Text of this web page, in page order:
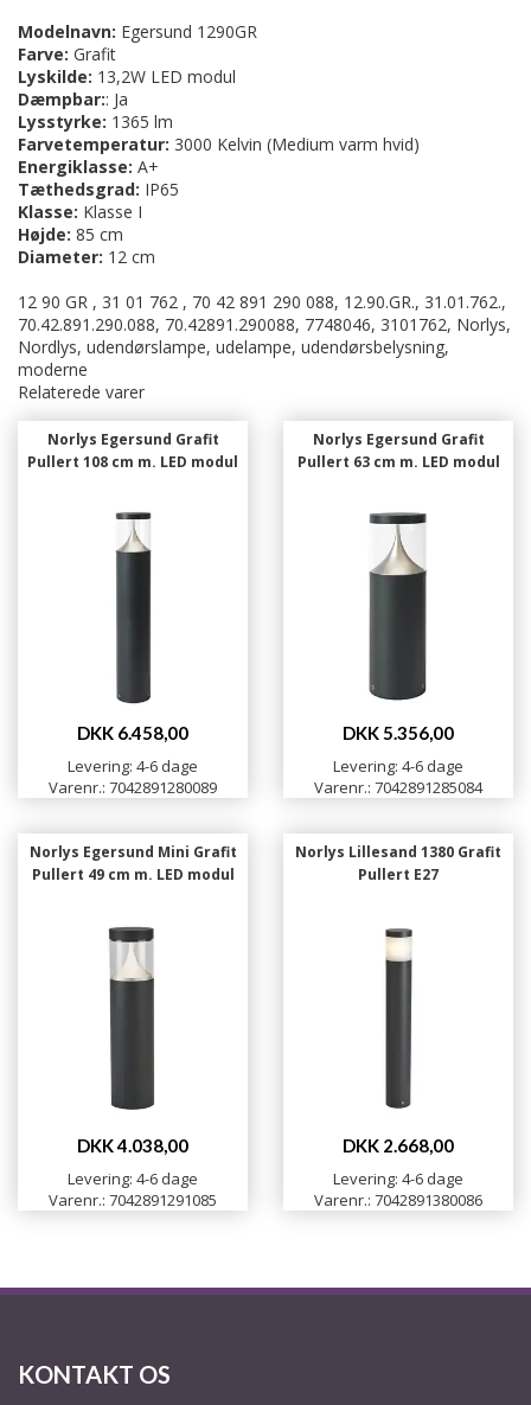
Modelnavn: Egersund 1290GR
Farve: Grafit
Lyskilde: 13,2W LED modul
Dæmpbar:: Ja
Lysstyrke: 1365 lm
Farvetemperatur: 3000 Kelvin (Medium varm hvid)
Energiklasse: A+
Tæthedsgrad: IP65
Klasse: Klasse I
Højde: 85 cm
Diameter: 12 cm
12 90 GR , 31 01 762 , 70 42 891 290 088, 12.90.GR., 31.01.762.,
70.42.891.290.088, 70.42891.290088, 7748046, 3101762, Norlys,
Nordlys, udendørslampe, udelampe, udendørsbelysning,
moderne
Relaterede varer
Norlys Egersund Grafit
Pullert 108 cm m. LED modul
DKK 6.458,00
Levering: 4-6 dage
Varenr.: 7042891280089
Norlys Egersund Grafit
Pullert 63 cm m. LED modul
DKK 5.356,00
Levering: 4-6 dage
Varenr.: 7042891285084
Norlys Egersund Mini Grafit
Pullert 49 cm m. LED modul
DKK 4.038,00
Levering: 4-6 dage
Varenr.: 7042891291085
Norlys Lillesand 1380 Grafit
Pullert E27
DKK 2.668,00
Levering: 4-6 dage
Varenr.: 7042891380086
KONTAKT OS